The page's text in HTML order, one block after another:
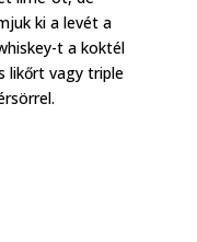
ki a levét a
t a koktél
likőrt vagy triple